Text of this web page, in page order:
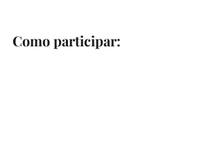
Como participar: